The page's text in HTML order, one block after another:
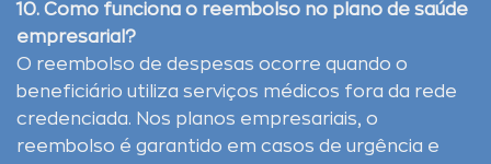
10. Como funciona o reembolso no plano de saúde
empresarial?
O reembolso de despesas ocorre quando o
beneficiário utiliza serviços médicos fora da rede
credenciada. Nos planos empresariais, o
reembolso é garantido em casos de urgência e